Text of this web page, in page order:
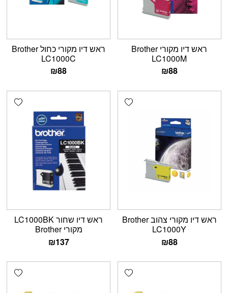
ראש דיו מקורי Brother
LC1000M
₪88
ראש דיו מקורי כחול Brother
LC1000C
₪88
Add wishlist
ראש דיו מקורי צהוב Brother
LC1000Y
₪88
ראש דיו שחור LC1000BK
מקורי Brother
₪137
Add wishlist